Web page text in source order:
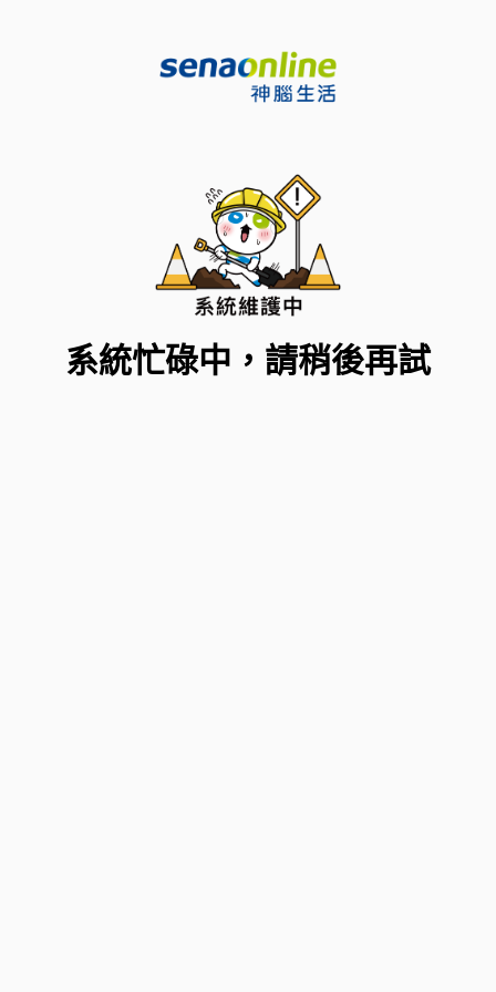
系統忙碌中，請稍後再試